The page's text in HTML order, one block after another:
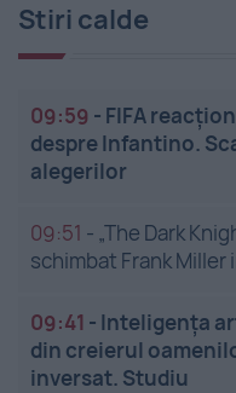
Stiri calde
09:59 - FIFA
despre Infantino.
alegerilor
09:51 - „The Dark
schimbat Frank Miller
09:41 - Inteligența
din creierul
inversat. Studiu